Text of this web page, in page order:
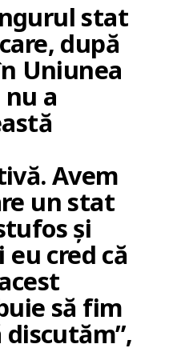
stat
după
Uniunea
nu a
Avem
un stat
și
cred că
să fim